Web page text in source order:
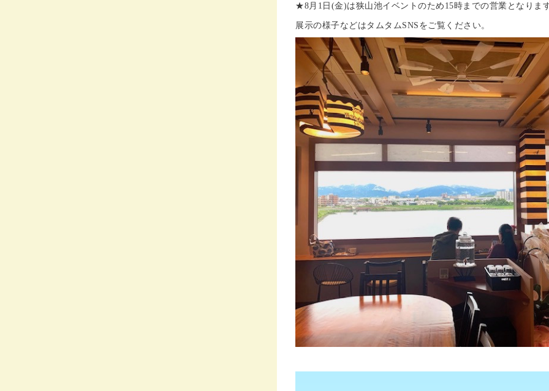
★8月1日(金)は狭山池イベントのため15時までの営業となりま
展示の様子などはタムタムSNSをご覧ください。